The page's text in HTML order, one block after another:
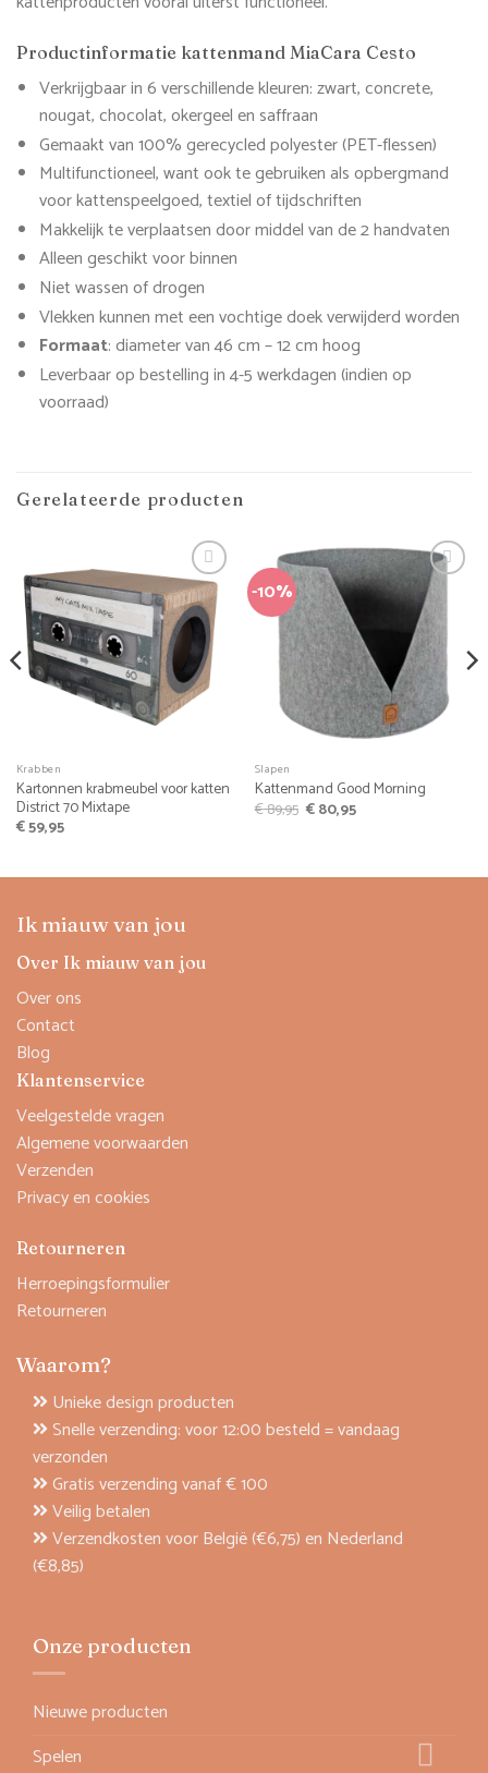
Productinformatie kattenmand MiaCara Cesto
Verkrijgbaar in 6 verschillende kleuren: zwart, concrete,
nougat, chocolat, okergeel en saffraan
Gemaakt van 100% gerecycled polyester (PET-flessen)
Multifunctioneel, want ook te gebruiken als opbergmand
voor kattenspeelgoed, textiel of tijdschriften
Makkelijk te verplaatsen door middel van de 2 handvaten
Alleen geschikt voor binnen
Niet wassen of drogen
Vlekken kunnen met een vochtige doek verwijderd worden
Formaat: diameter van 46 cm – 12 cm hoog
Leverbaar op bestelling in 4-5 werkdagen (indien op
voorraad)
Gerelateerde producten
Krabben
Kartonnen krabmeubel voor katten
District 70 Mixtape
€59,95
-10%
Slapen
Kattenmand Good Morning
€89,95 Oorspronkelijke
prijs
€80,95Huidige
prijs
Ik miauw van jou
Over Ik miauw van jou
Over ons
Contact
Blog
Klantenservice
Veelgestelde vragen
Algemene voorwaarden
Verzenden
Privacy en cookies
Retourneren
Herroepingsformulier
Retourneren
Waarom?
Unieke design producten
Snelle verzending: voor 12:00 besteld = vandaag
verzonden
Gratis verzending vanaf € 100
Veilig betalen
Verzendkosten voor België (€6,75) en Nederland
(€8,85)
Onze producten
Nieuwe producten
Spelen